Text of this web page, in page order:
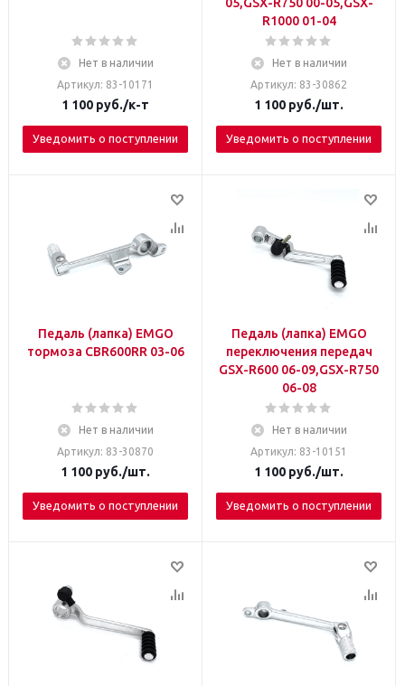
Нет в наличии
Артикул: 83-10171
1 100 руб./к-т
Уведомить о поступлении
R1000 01-04
Нет в наличии
Артикул: 83-30862
1 100 руб./шт.
Уведомить о поступлении
Педаль (лапка) EMGO
тормоза СBR600RR 03-06
Нет в наличии
Артикул: 83-30870
1 100 руб./шт.
Уведомить о поступлении
Педаль (лапка) EMGO
переключения передач
GSX-R600 06-09,GSX-R750
06-08
Нет в наличии
Артикул: 83-10151
1 100 руб./шт.
Уведомить о поступлении